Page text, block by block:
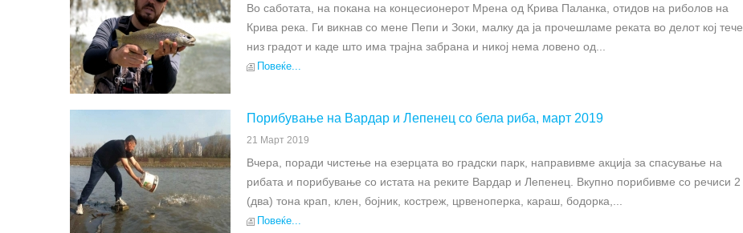
Во саботата, на покана на концесионерот Мрена од Крива Паланка, отидов на риболов на
Крива река. Ги викнав со мене Пепи и Зоки, малку да ја прочешламе реката во делот кој тече
низ градот и каде што има трајна забрана и никој нема ловено од...
Повеќе...
Порибување на Вардар и Лепенец со бела риба, март 2019
21 Март 2019
Вчера, поради чистење на езерцата во градски парк, направивме акција за спасување на
рибата и порибување со истата на реките Вардар и Лепенец. Вкупно порибивме со речиси 2
(два) тона крап, клен, бојник, костреж, црвеноперка, караш, бодорка,...
Повеќе...